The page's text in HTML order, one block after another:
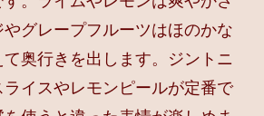
グレープフルーツはほのかな
奥行きを出します。ジントニ
ライスやレモンピールが定番で